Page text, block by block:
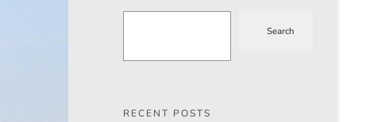
Search
RECENT POSTS